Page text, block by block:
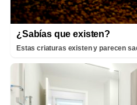
¿Sabías que existen?
Estas criaturas existen y parecen